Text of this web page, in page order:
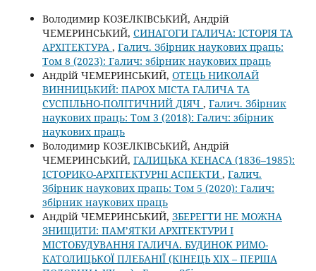
Володимир КОЗЕЛКІВСЬКИЙ, Андрій
ЧЕМЕРИНСЬКИЙ, СИНАГОГИ ГАЛИЧА: ІСТОРІЯ ТА
АРХІТЕКТУРА , Галич. Збірник наукових праць:
Том 8 (2023): Галич: збірник наукових праць
Андрій ЧЕМЕРИНСЬКИЙ, ОТЕЦЬ НИКОЛАЙ
ВИННИЦЬКИЙ: ПАРОХ МІСТА ГАЛИЧА ТА
СУСПІЛЬНО-ПОЛІТИЧНИЙ ДІЯЧ , Галич. Збірник
наукових праць: Том 3 (2018): Галич: збірник
наукових праць
Володимир КОЗЕЛКІВСЬКИЙ, Андрій
ЧЕМЕРИНСЬКИЙ, ГАЛИЦЬКА КЕНАСА (1836–1985):
ІСТОРИКО-АРХІТЕКТУРНІ АСПЕКТИ , Галич.
Збірник наукових праць: Том 5 (2020): Галич:
збірник наукових праць
Андрій ЧЕМЕРИНСЬКИЙ, ЗБЕРЕГТИ НЕ МОЖНА
ЗНИЩИТИ: ПАМ’ЯТКИ АРХІТЕКТУРИ І
МІСТОБУДУВАННЯ ГАЛИЧА. БУДИНОК РИМО-
КАТОЛИЦЬКОЇ ПЛЕБАНІЇ (КІНЕЦЬ XIX – ПЕРША